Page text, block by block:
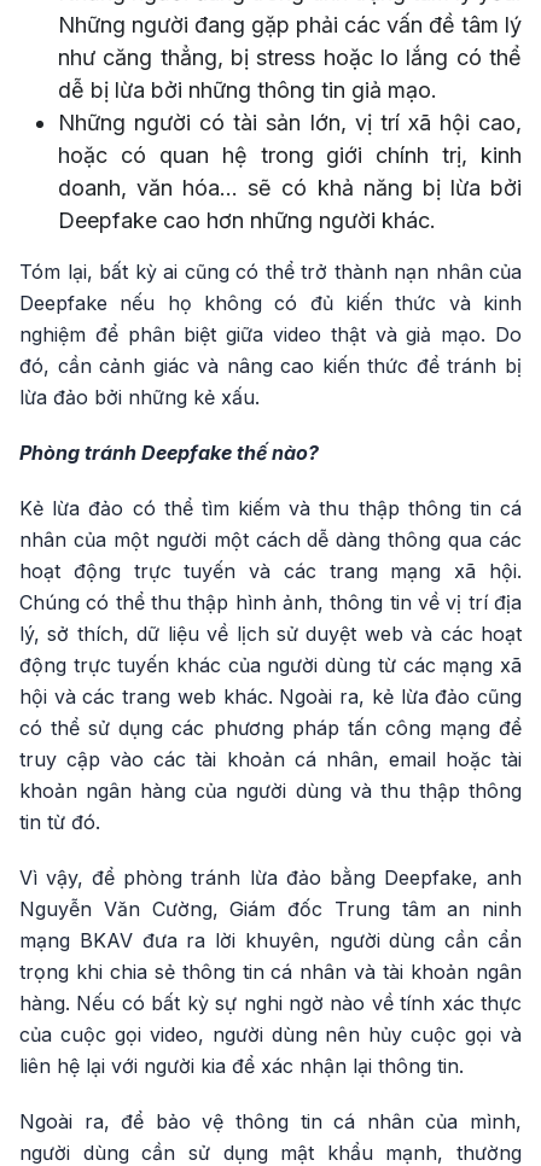
Những người đang gặp phải các vấn đề tâm lý
như căng thẳng, bị stress hoặc lo lắng có thể
dễ bị lừa bởi những thông tin giả mạo.
Những người có tài sản lớn, vị trí xã hội cao,
hoặc có quan hệ trong giới chính trị, kinh
doanh, văn hóa... sẽ có khả năng bị lừa bởi
Deepfake cao hơn những người khác.
Tóm lại, bất kỳ ai cũng có thể trở thành nạn nhân của
Deepfake nếu họ không có đủ kiến thức và kinh
nghiệm để phân biệt giữa video thật và giả mạo. Do
đó, cần cảnh giác và nâng cao kiến thức để tránh bị
lừa đảo bởi những kẻ xấu.
Phòng tránh Deepfake thế nào?
Kẻ lừa đảo có thể tìm kiếm và thu thập thông tin cá
nhân của một người một cách dễ dàng thông qua các
hoạt động trực tuyến và các trang mạng xã hội.
Chúng có thể thu thập hình ảnh, thông tin về vị trí địa
lý, sở thích, dữ liệu về lịch sử duyệt web và các hoạt
động trực tuyến khác của người dùng từ các mạng xã
hội và các trang web khác. Ngoài ra, kẻ lừa đảo cũng
có thể sử dụng các phương pháp tấn công mạng để
truy cập vào các tài khoản cá nhân, email hoặc tài
khoản ngân hàng của người dùng và thu thập thông
tin từ đó.
Vì vậy, để phòng tránh lừa đảo bằng Deepfake, anh
Nguyễn Văn Cường, Giám đốc Trung tâm an ninh
mạng BKAV đưa ra lời khuyên, người dùng cần cẩn
trọng khi chia sẻ thông tin cá nhân và tài khoản ngân
hàng. Nếu có bất kỳ sự nghi ngờ nào về tính xác thực
của cuộc gọi video, người dùng nên hủy cuộc gọi và
liên hệ lại với người kia để xác nhận lại thông tin.
Ngoài ra, để bảo vệ thông tin cá nhân của mình,
người dùng cần sử dụng mật khẩu mạnh, thường